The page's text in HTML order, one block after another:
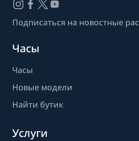
Подписаться на новостные
Часы
Часы
Новые модели
Найти бутик
Услуги